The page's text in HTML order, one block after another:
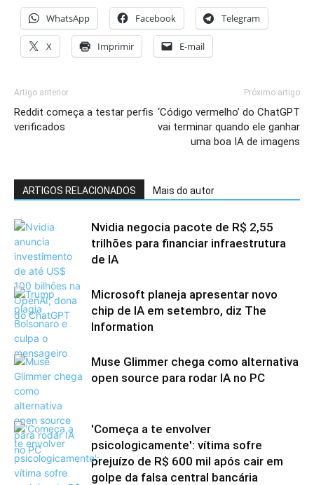
WhatsApp Facebook Telegram
X Imprimir E-mail
Artigo anterior
Reddit começa a testar perfis
verificados
Próximo artigo
‘Código vermelho’ do ChatGPT
vai terminar quando ele ganhar
uma boa IA de imagens
ARTIGOS RELACIONADOS Mais do autor
Nvidia negocia pacote de R$ 2,55
trilhões para financiar infraestrutura
de IA
Microsoft planeja apresentar novo
chip de IA em setembro, diz The
Information
Muse Glimmer chega como alternativa
open source para rodar IA no PC
'Começa a te envolver
psicologicamente': vítima sofre
prejuízo de R$ 600 mil após cair em
golpe da falsa central bancária